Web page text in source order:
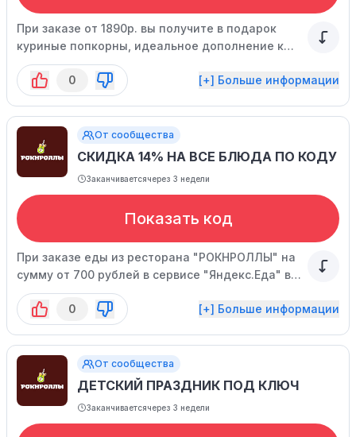
При заказе от 1890р. вы получите в подарок
куриные попкорны, идеальное дополнение к
роллам и суши. Акция действует во всех
городах, за исключением Елабуги, на сайте
ограниченное время.
0 [+] Больше информации
От сообщества
СКИДКА 14% НА ВСЕ БЛЮДА ПО КОДУ
Заканчиваетсячерез 3 недели
Показать код
При заказе еды из ресторана "РОКНРОЛЛЫ" на
сумму от 700 рублей в сервисе "Яндекс.Еда" вы
можете воспользоваться приветственной
скидкой по промокоду. Акция действует в
ограниченное время, не упустите возможность
сэкономить!
0 [+] Больше информации
От сообщества
ДЕТСКИЙ ПРАЗДНИК ПОД КЛЮЧ
Заканчиваетсячерез 3 недели